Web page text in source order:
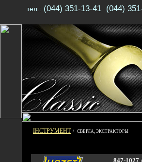
тел.: (044) 351-13-41 (044)
ІНСТРУМЕНТ / СВЕРЛА, ЭКСТРАКТОРЫ
847-1027